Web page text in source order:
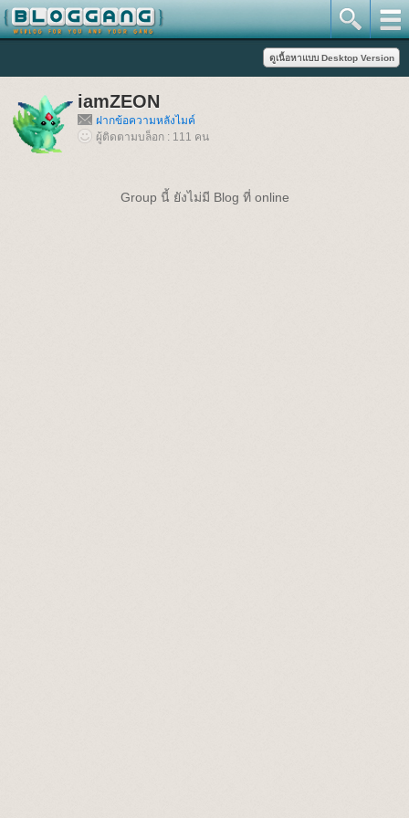
iamZEON
ฝากข้อความหลังไมค์
ผู้ติดตามบล็อก : 111 คน
Group นี้ ยังไม่มี Blog ที่ online